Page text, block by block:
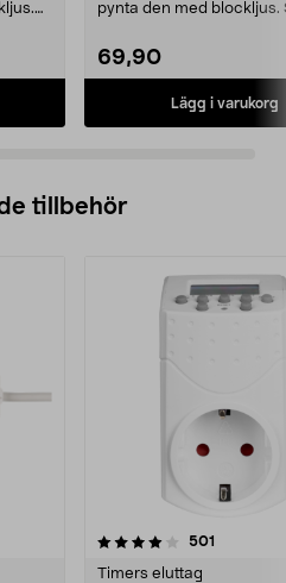
pynta den med blockljus.
69,90
Lägg i varukorg
tillbehör
501
Timers eluttag